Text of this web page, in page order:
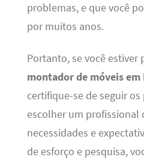
problemas, e que você
por muitos anos.
Portanto, se você estiver
montador de móveis em
certifique-se de seguir
escolher um profissional
necessidades e
de esforço e pesquisa,